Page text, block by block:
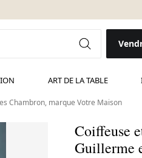
ART DE LA TABLE
Chambron, marque Votre Maison
Coiffeuse
Guillerme